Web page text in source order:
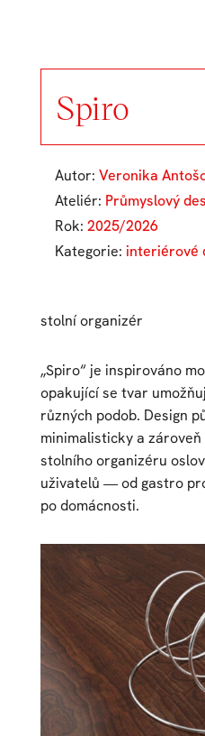
Spiro
Autor: Veronika
Ateliér: Průmyslový
Rok: 2025/2026
Kategorie: interiérové
stolní organizér
„Spiro“ je inspirováno
opakující se tvar
různých podob. Design
minimalisticky a
stolního organizéru
uživatelů — od gastro
po domácnosti.